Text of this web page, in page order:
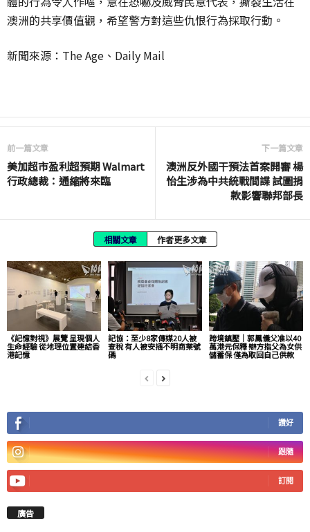
澳洲的共享價值觀，希望警方對這些仇恨行為採取行動。
新聞來源：The Age、Daily Mail
前一篇文章
美加超市盈利超預期 Walmart
行政總裁：通縮將來臨
下一篇文章
澳洲反外國干預法首案開審 楊
怡生涉為中共統戰間諜 試圖捐
款影響聯邦部長
相關文章 作者更多文章
《記憶對視》展覽 呈現個人
生命經驗 從地理位置連結香
港記憶
記協：至少8家傳媒20人被
查稅 有人被安插不明商業號
碼
跨境鎮壓｜郭鳳儀父准以40
萬港元保釋 辯方指父為女供
儲蓄保 僅為取回自己供款
讚好
跟隨
訂閱
廣告